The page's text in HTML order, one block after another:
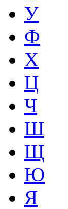
У
Ф
Х
Ц
Ч
Ш
Щ
Ю
Я